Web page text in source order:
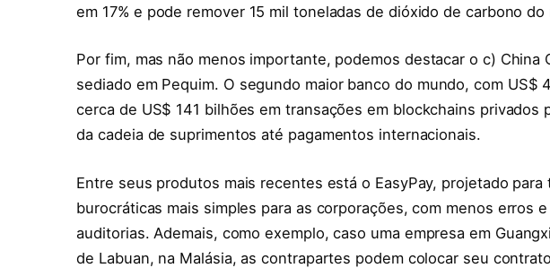
em 17% e pode remover 15 mil toneladas de dióxido de carbono
Por fim, mas não menos importante, podemos destacar o c) China
sediado em Pequim. O segundo maior banco do mundo, com US$
cerca de US$ 141 bilhões em transações em blockchains privados
da cadeia de suprimentos até pagamentos internacionais.
Entre seus produtos mais recentes está o EasyPay, projetado
burocráticas mais simples para as corporações, com menos erros
auditorias. Ademais, como exemplo, caso uma empresa em
de Labuan, na Malásia, as contrapartes podem colocar seu